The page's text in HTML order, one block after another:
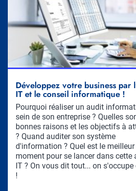
Développez votre business par
IT et le conseil informatique !
Résumé
Pourquoi réaliser un audit
sein de son entreprise ? Quelles
bonnes raisons et les objectifs à
? Quand auditer son système
d'information ? Quel est le meilleur
moment pour se lancer dans cette
IT ? On vous dit tout... on
!